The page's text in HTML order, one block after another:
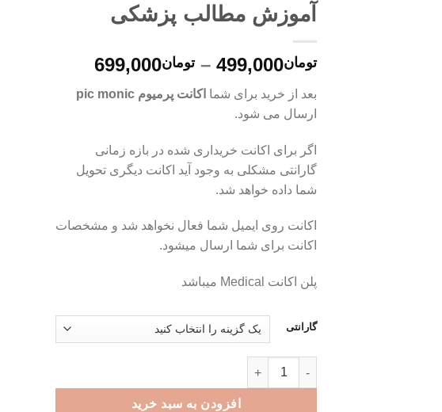
آموزش مطالب پزشکی
تومان499,000
– تومان699,000محدوده
بعد از خرید برای شما اکانت پرمیوم pic monic
ارسال می شود.
اگر برای اکانت خریداری شده در بازه زمانی
گارانتی مشکلی به وجود آید اکانت دیگری تحویل
شما داده خواهد شد.
اکانت روی ایمیل شما فعال نخواهد شد و مشخصات
اکانت برای شما ارسال میشود.
پلن اکانت Medical میباشد
گارانتی
اکانت پرمیوم Picmonic - آموزش مطالب پزشکی عدد
افزودن به سبد خرید